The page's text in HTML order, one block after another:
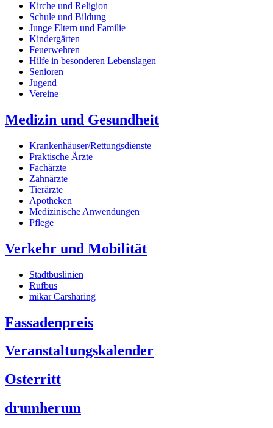
Kirche und Religion
Schule und Bildung
Junge Eltern und Familie
Kindergärten
Feuerwehren
Hilfe in besonderen Lebenslagen
Senioren
Jugend
Vereine
Medizin und Gesundheit
Krankenhäuser/Rettungsdienste
Praktische Ärzte
Fachärzte
Zahnärzte
Tierärzte
Apotheken
Medizinische Anwendungen
Pflege
Verkehr und Mobilität
Stadtbuslinien
Rufbus
mikar Carsharing
Fassadenpreis
Veranstaltungskalender
Osterritt
drumherum